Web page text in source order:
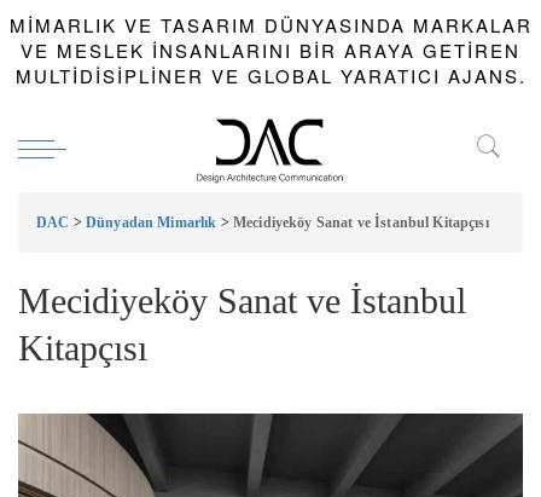
MIMARLIK VE TASARIM DÜNYASINDA MARKALAR
VE MESLEK INSANLARINI BIR ARAYA GETIREN
MULTIDISIPLINER VE GLOBAL YARATICI AJANS.
DAC > Dünyadan Mimarlık > Mecidiyeköy Sanat ve İstanbul Kitapçısı
Mecidiyeköy Sanat ve İstanbul
Kitapçısı